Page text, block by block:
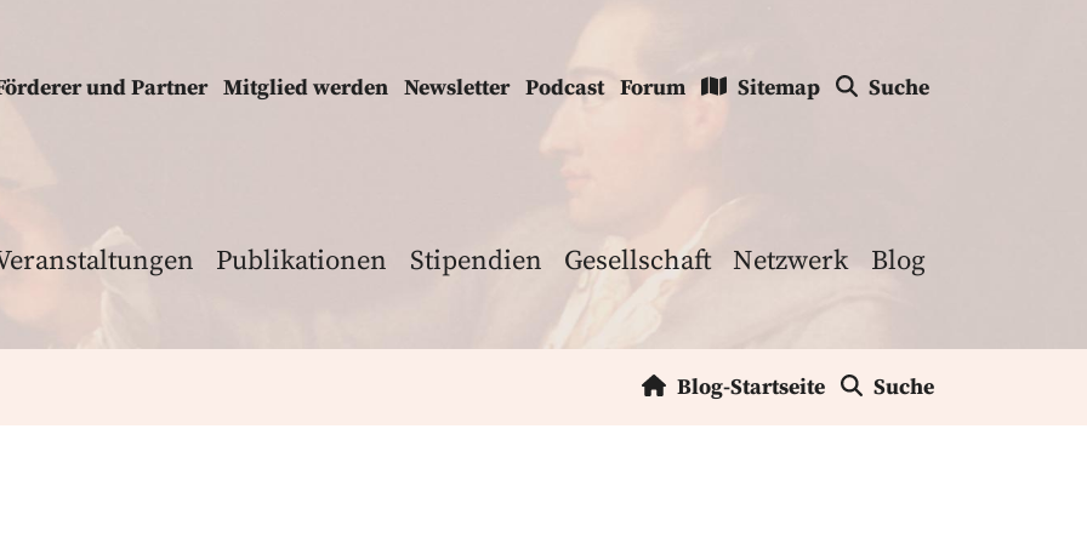
und Partner Mitglied werden Newsletter Podcast Forum Sitemap Suche
Publikationen Stipendien Gesellschaft Netzwerk Blog
Blog-Startseite Suche